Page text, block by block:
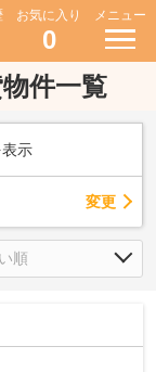
お気に入り
0
メニュー
件一覧
示
変更